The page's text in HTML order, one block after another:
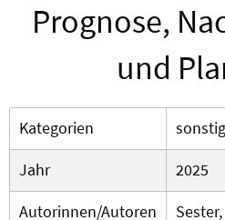
Prognose,
und
Kategorien
Jahr
2025
Autorinnen/Autoren